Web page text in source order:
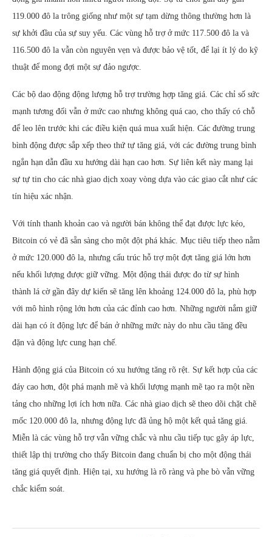
119.000 đô la trông giống như một sự tạm dừng thông thường hơn là
sự khởi đầu của sự suy yếu. Các vùng hỗ trợ ở mức 117.500 đô la và
116.500 đô la vẫn còn nguyên vẹn và được bảo vệ tốt, để lại ít lý do kỹ
thuật để mong đợi một sự đảo ngược.
Các bộ dao động động lượng hỗ trợ trường hợp tăng giá. Các chỉ số sức
mạnh tương đối vẫn ở mức cao nhưng không quá cao, cho thấy có chỗ
để leo lên trước khi các điều kiện quá mua xuất hiện. Các đường trung
bình động được sắp xếp theo thứ tự tăng giá, với các đường trung bình
ngắn hạn dẫn đầu xu hướng dài hạn cao hơn. Sự liên kết này mang lại
sự tự tin cho các nhà giao dịch xoay vòng dựa vào các giao cắt như các
tín hiệu xác nhận.
Với tính thanh khoản cao và người bán không thể đạt được lực kéo,
Bitcoin có vẻ đã sẵn sàng cho một đột phá khác. Mục tiêu tiếp theo nằm
ở mức 120.000 đô la, nhưng cấu trúc hỗ trợ một đợt tăng giá lớn hơn
nếu khối lượng được giữ vững. Một động thái được đo từ sự hình
thành lá cờ gần đây dự kiến sẽ tăng lên khoảng 124.000 đô la, phù hợp
với mô hình rộng lớn hơn của các đỉnh cao hơn. Những người nắm giữ
dài hạn có ít động lực để bán ở những mức này do nhu cầu tăng đều
đặn và động lực cung hạn chế.
Hành động giá của Bitcoin có xu hướng tăng rõ rệt. Sự kết hợp của các
đáy cao hơn, đột phá mạnh mẽ và khối lượng mạnh mẽ tạo ra một nền
tảng cho những lợi ích hơn nữa. Các nhà giao dịch sẽ theo dõi chặt chẽ
mốc 120.000 đô la, nhưng động lực đã ủng hộ một kết quả tăng giá.
Miễn là các vùng hỗ trợ vẫn vững chắc và nhu cầu tiếp tục gây áp lực,
thiết lập thị trường cho thấy Bitcoin đang chuẩn bị cho một động thái
tăng giá quyết định. Hiện tại, xu hướng là rõ ràng và phe bò vẫn vững
chắc kiểm soát.